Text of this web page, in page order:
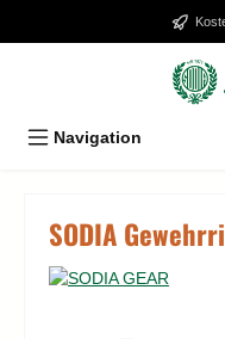
Zum Hauptinhalt springen
Navigation
SODIA